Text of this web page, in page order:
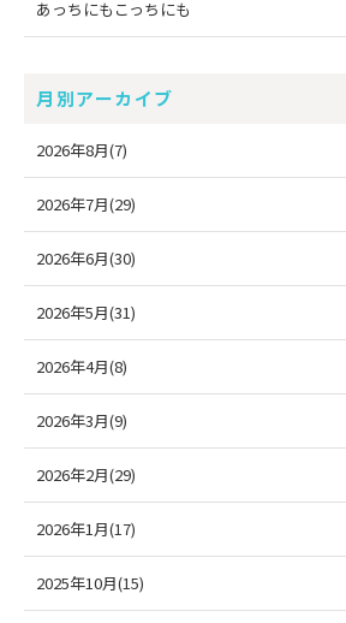
あっちにもこっちにも
月別アーカイブ
2026年8月(7)
2026年7月(29)
2026年6月(30)
2026年5月(31)
2026年4月(8)
2026年3月(9)
2026年2月(29)
2026年1月(17)
2025年10月(15)